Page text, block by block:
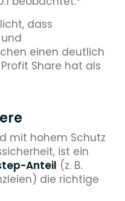
dass
einen deutlich
Share hat als
mit hohem Schutz
ist ein
Anteil (z. B.
die richtige